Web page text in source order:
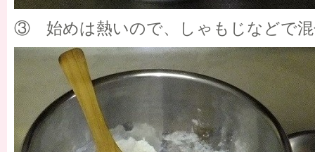
③ 始めは熱いので、しゃもじなどで混